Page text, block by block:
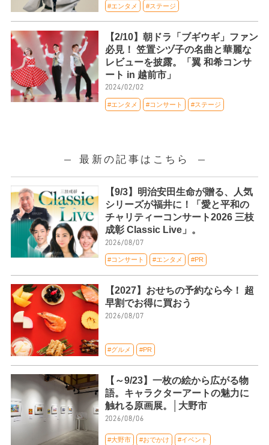
#エンタメ #ステージ
【2/10】朝ドラ「ブギウギ」ファン
必見！ 笠置シヅ子の名曲と華麗な
レビューを披露。「翼 和希コンサ
ート in 越前市」
2024/02/02
#エンタメ #コンサート #ステージ
最新の記事はこちら
【9/3】明治安田生命が贈る、人気
シリーズが福井に！「愛と平和の
チャリティーコンサート2026 三枝
成彰 Classic Live」。
2026/08/07
#コンサート #エンタメ #PR
【2027】おせちの予約なら今！ 超
早割でお得に買おう
2026/08/07
#グルメ #PR
【～9/23】一枚の絵から広がる物
語。キャラクターアートの魅力に
触れる原画展。│大野市
2026/08/06
#大野市 #おでかけ #イベント